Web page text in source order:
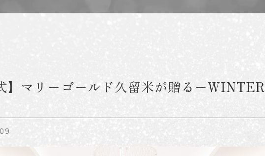
】マリーゴールド久留米が贈るーWINTER